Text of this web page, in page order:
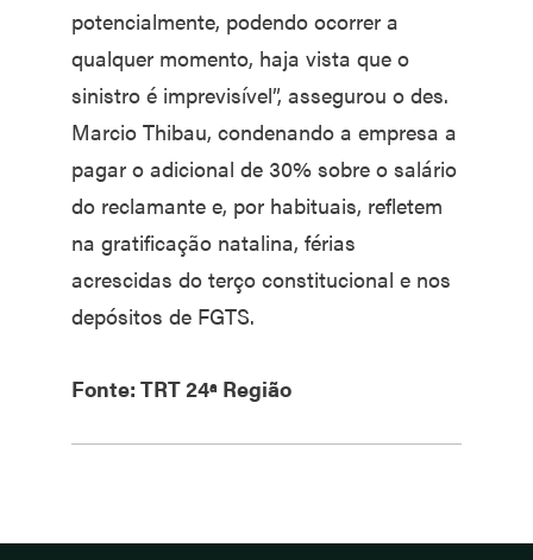
potencialmente, podendo ocorrer a
qualquer momento, haja vista que o
sinistro é imprevisível”, assegurou o des.
Marcio Thibau, condenando a empresa a
pagar o adicional de 30% sobre o salário
do reclamante e, por habituais, refletem
na gratificação natalina, férias
acrescidas do terço constitucional e nos
depósitos de FGTS.
Fonte: TRT 24ª Região